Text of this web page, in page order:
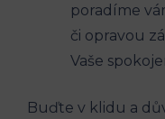
poradíme
či opravou
Vaše
Buďte v klidu a